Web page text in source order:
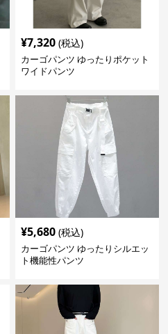
¥7,320 (税込)
カーゴパンツ ゆったりポケット
ワイドパンツ
¥5,680 (税込)
カーゴパンツ ゆったりシルエッ
ト機能性パンツ